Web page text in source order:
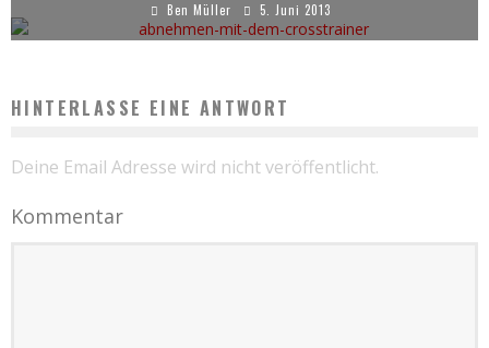
Ben Müller 5. Juni 2013
HINTERLASSE EINE ANTWORT
Deine Email Adresse wird nicht veröffentlicht.
Kommentar